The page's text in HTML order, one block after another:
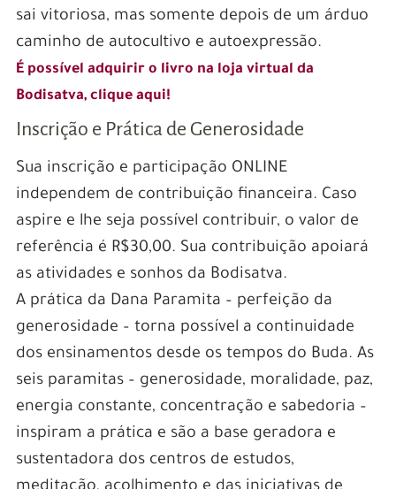
sai vitoriosa, mas somente depois de um árduo
caminho de autocultivo e autoexpressão.
É possível adquirir o livro na loja virtual da
Bodisatva, clique aqui!
Inscrição e Prática de Generosidade
Sua inscrição e participação ONLINE
independem de contribuição financeira. Caso
aspire e lhe seja possível contribuir, o valor de
referência é R$30,00. Sua contribuição apoiará
as atividades e sonhos da Bodisatva.
A prática da Dana Paramita – perfeição da
generosidade – torna possível a continuidade
dos ensinamentos desde os tempos do Buda. As
seis paramitas – generosidade, moralidade, paz,
energia constante, concentração e sabedoria –
inspiram a prática e são a base geradora e
sustentadora dos centros de estudos,